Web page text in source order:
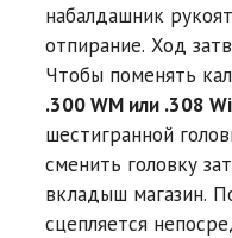
набалдашник
отпирание. Ход
Чтобы поменять
.300 WM или .308
шестигранной
сменить головку
вкладыш магазин.
сцепляется